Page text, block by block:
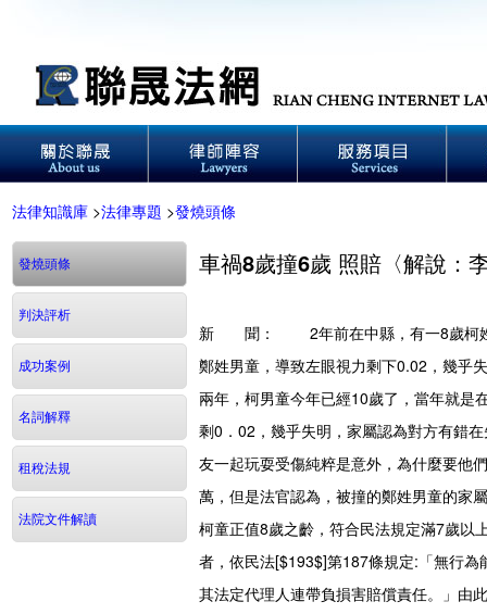
法律知識庫 >法律專題 >發燒頭條
發燒頭條
判決評析
成功案例
名詞解釋
租稅法規
法院文件解讀
車禍8歲撞6歲 照賠〈解說：
新 聞：
2年前在中縣，有一8歲柯姓
鄭姓男童，導致左眼視力剩下0.02，幾
兩年，柯男童今年已經10歲了，當年就是
剩0．02，幾乎失明，家屬認為對方有錯
友一起玩耍受傷純粹是意外，為什麼要他
萬，但是法官認為，被撞的鄭姓男童的家
柯童正值8歲之齡，符合民法規定滿7歲以
者，依民法[$193$]第187條規定:「無行
其法定代理人連帶負損害賠償責任。」由